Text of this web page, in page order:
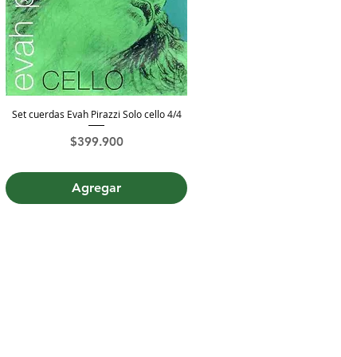
Vista rápida
Set cuerdas Evah Pirazzi Solo cello 4/4
Precio
$399.900
Agregar